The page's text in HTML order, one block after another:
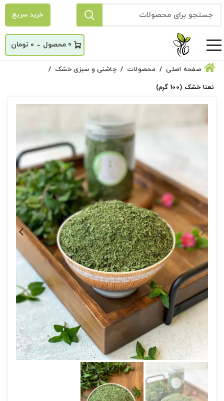
خرید سریع
0
_ ۰ تومان
صفحه اصلی محصولات
چاشنی و سبزی خشک
نعنا خشک (100 گرم)